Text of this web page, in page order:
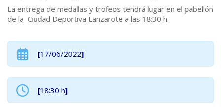
La entrega de medallas y trofeos tendrá lugar en el pabellón
de la Ciudad Deportiva Lanzarote a las 18:30 h.
[17/06/2022]
[18:30 h]